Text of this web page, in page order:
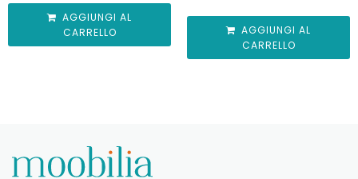
AGGIUNGI AL
CARRELLO
AGGIUNGI AL
CARRELLO